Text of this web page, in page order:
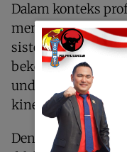
Dalam konteks
mengingatkan
sistem, bukan
bekerja
undangan, tugas
kinerja yang jelas
Dengan kata lain,